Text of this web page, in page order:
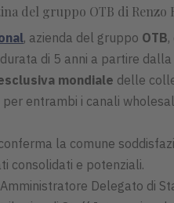
del gruppo OTB di
, azienda del gruppo OTB,
di 5 anni a partire
mondiale delle
per entrambi i canali
la comune
consolidati e potenziali.
Delegato di